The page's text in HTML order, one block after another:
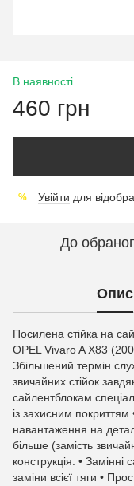
В наявності
460 грн
% Увійти для
До
Опис
Посилена стійка на
OPEL Vivaro A X83
Збільшений термін
звичайних стійок
сайлентблокам
із захисним
навантаження на
більше (замість
конструкція: •
заміни всієї тяги •